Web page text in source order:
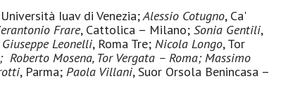
Iuav di Venezia;Alessio Cotugno, Ca'
Frare, Cattolica – Milano; Sonia Gentili,
Giuseppe Leonelli, Roma Tre; Nicola Longo, Tor
; Roberto Mosena, Tor Vergata – Roma;Massimo
, Parma; Paola Villani, Suor Orsola Benincasa –